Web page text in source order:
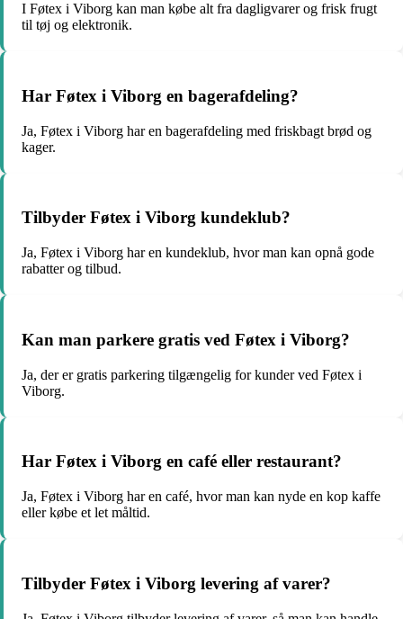
I Føtex i Viborg kan man købe alt fra dagligvarer og frisk frugt
til tøj og elektronik.
Har Føtex i Viborg en bagerafdeling?
Ja, Føtex i Viborg har en bagerafdeling med friskbagt brød og
kager.
Tilbyder Føtex i Viborg kundeklub?
Ja, Føtex i Viborg har en kundeklub, hvor man kan opnå gode
rabatter og tilbud.
Kan man parkere gratis ved Føtex i Viborg?
Ja, der er gratis parkering tilgængelig for kunder ved Føtex i
Viborg.
Har Føtex i Viborg en café eller restaurant?
Ja, Føtex i Viborg har en café, hvor man kan nyde en kop kaffe
eller købe et let måltid.
Tilbyder Føtex i Viborg levering af varer?